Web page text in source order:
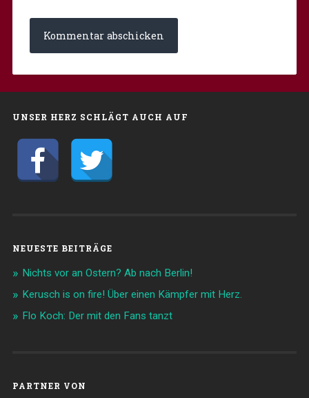
UNSER HERZ SCHLÄGT AUCH AUF
NEUESTE BEITRÄGE
Nichts vor an Ostern? Ab nach Berlin!
Kerusch is on fire! Über einen Kämpfer mit Herz.
Flo Koch: Der mit den Fans tanzt
PARTNER VON